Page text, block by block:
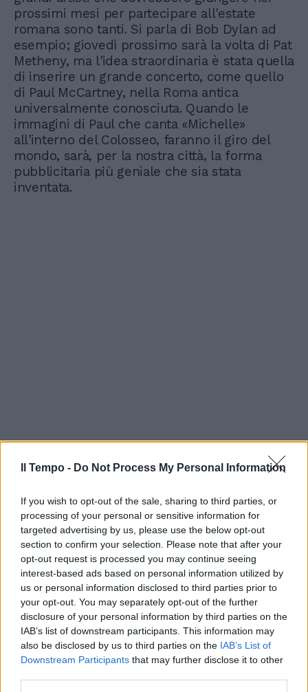
Il Tempo - Do Not Process My Personal Information
If you wish to opt-out of the sale, sharing to third parties, or
processing of your personal or sensitive information for
targeted advertising by us, please use the below opt-out
section to confirm your selection. Please note that after your
opt-out request is processed you may continue seeing
interest-based ads based on personal information utilized by
us or personal information disclosed to third parties prior to
your opt-out. You may separately opt-out of the further
disclosure of your personal information by third parties on the
IAB’s list of downstream participants. This information may
also be disclosed by us to third parties on the IAB’s List of
Downstream Participants that may further disclose it to other
prossimi mesi per partecipare all'estate
romana sono tanti. Si parla di Bob Dylan ad
esempio; giovedì prossimo sarà la volta di Pat
Metheny, ma l'idea straordinaria è stata quella
di inserire un grande concerto, come quello
di Paul McCartney, nella Roma antica
universalmente conosciuta. Quando le
immagini di Paul che canta «Michelle»
all'interno del Colosseo, faranno il giro del
mondo, sarà, per la nostra città, la forma
pubblicitaria più geniale che sia stata
inventata.
In evidenza